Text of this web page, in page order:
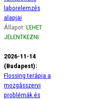
laborelemzés
alapjai
Állapot: LEHET
JELENTKEZNI
2026-11-14
(Budapest):
Flossing terápia a
mozgásszervi
problémák és